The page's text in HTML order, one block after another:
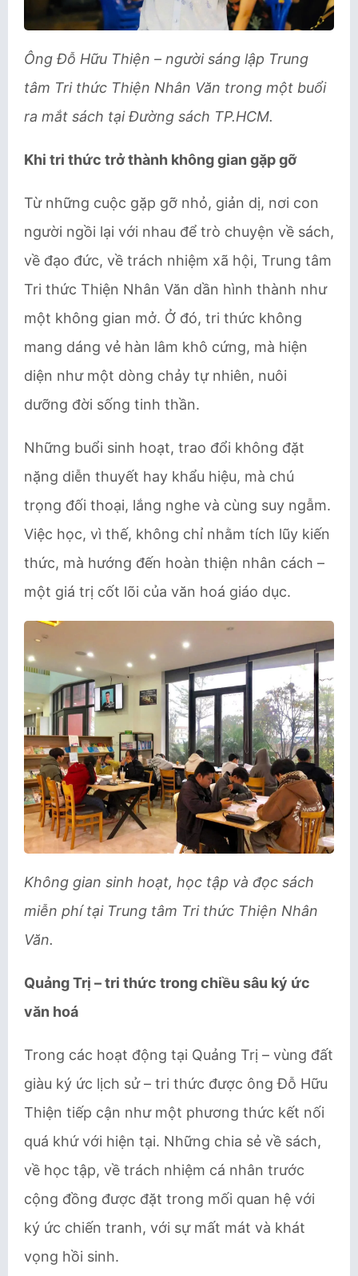
Ông Đỗ Hữu Thiện – người sáng lập Trung
tâm Tri thức Thiện Nhân Văn trong một buổi
ra mắt sách tại Đường sách TP.HCM.
Khi tri thức trở thành không gian gặp gỡ
Từ những cuộc gặp gỡ nhỏ, giản dị, nơi con
người ngồi lại với nhau để trò chuyện về sách,
về đạo đức, về trách nhiệm xã hội, Trung tâm
Tri thức Thiện Nhân Văn dần hình thành như
một không gian mở. Ở đó, tri thức không
mang dáng vẻ hàn lâm khô cứng, mà hiện
diện như một dòng chảy tự nhiên, nuôi
dưỡng đời sống tinh thần.
Những buổi sinh hoạt, trao đổi không đặt
nặng diễn thuyết hay khẩu hiệu, mà chú
trọng đối thoại, lắng nghe và cùng suy ngẫm.
Việc học, vì thế, không chỉ nhằm tích lũy kiến
thức, mà hướng đến hoàn thiện nhân cách –
một giá trị cốt lõi của văn hoá giáo dục.
Không gian sinh hoạt, học tập và đọc sách
miễn phí tại Trung tâm Tri thức Thiện Nhân
Văn.
Quảng Trị – tri thức trong chiều sâu ký ức
văn hoá
Trong các hoạt động tại Quảng Trị – vùng đất
giàu ký ức lịch sử – tri thức được ông Đỗ Hữu
Thiện tiếp cận như một phương thức kết nối
quá khứ với hiện tại. Những chia sẻ về sách,
về học tập, về trách nhiệm cá nhân trước
cộng đồng được đặt trong mối quan hệ với
ký ức chiến tranh, với sự mất mát và khát
vọng hồi sinh.